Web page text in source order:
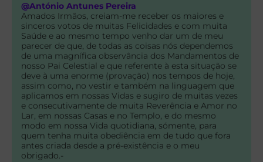
@António Antunes Pereira
Amados Irmãos, creiam-me receber os maiores e
sinceros votos de muitas Felicidades e com muita
Saúde e ao mesmo tempo venho dar um de meu
parecer de que, de todas as coisas nós dependemos
de uma magnífica observância dos Mandamentos de
nosso Pai Celestial e que referente à esta situação se
deve à uma enorme (provação) nos tempos de hoje,
assim como, no vestir e também na linguagem que
aplicamos em nossas Vidas e sugiro de muitas vezes
e consecutivamente de muita Reverência e Amor no
Lar, em nossas Casas e no Templo, e do mesmo
modo em nossa Vida quotidiana, sómente, para
quem tenha muita obediência em de tudo que fora
antes criada desde a pré-existência e o meu
obrigado.-